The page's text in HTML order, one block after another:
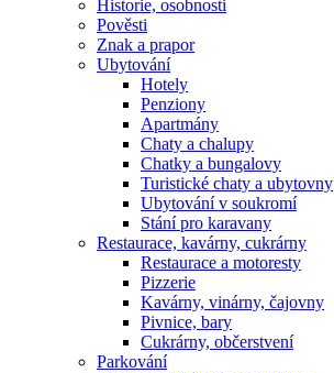
Historie, osobnosti
Pověsti
Znak a prapor
Ubytování
Hotely
Penziony
Apartmány
Chaty a chalupy
Chatky a bungalovy
Turistické chaty a ubytovny
Ubytování v soukromí
Stání pro karavany
Restaurace, kavárny, cukrárny
Restaurace a motoresty
Pizzerie
Kavárny, vinárny, čajovny
Pivnice, bary
Cukrárny, občerstvení
Parkování